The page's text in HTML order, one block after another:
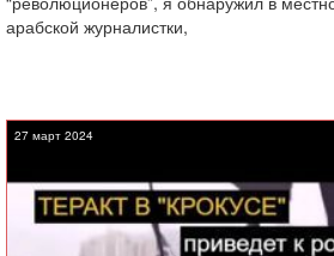
арабской журналистки,
27 март 2024